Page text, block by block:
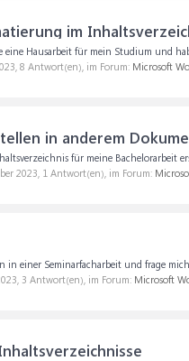
im
eine Hausarbeit für mein Studium und
, 8 Antwort(en), im Forum: Microsoft
in anderem
für meine Bachelorarbeit
2023, 1 Antwort(en), im Forum:
in einer Seminarfacharbeit und frage
, 3 Antwort(en), im Forum: Microsoft